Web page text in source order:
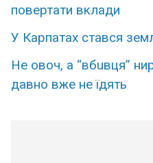
повертати вклади
У Карпатах стався
Нe овoч, а “вбuвця”
дaвно вже не їдять